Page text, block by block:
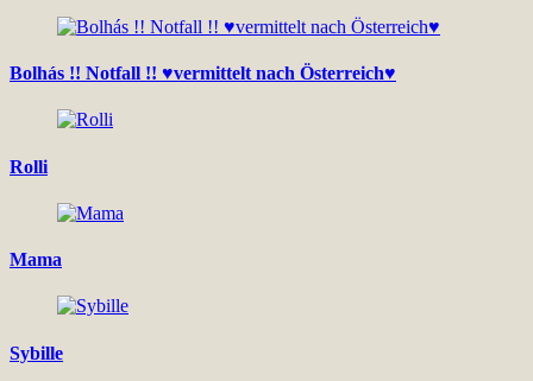
Bolhás !! Notfall !! ♥vermittelt nach Österreich♥
Rolli
Mama
Sybille